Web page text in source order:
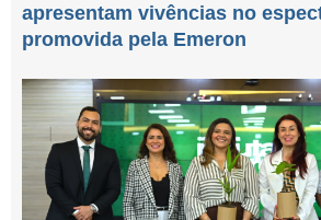
apresentam vivências no
promovida pela Emeron